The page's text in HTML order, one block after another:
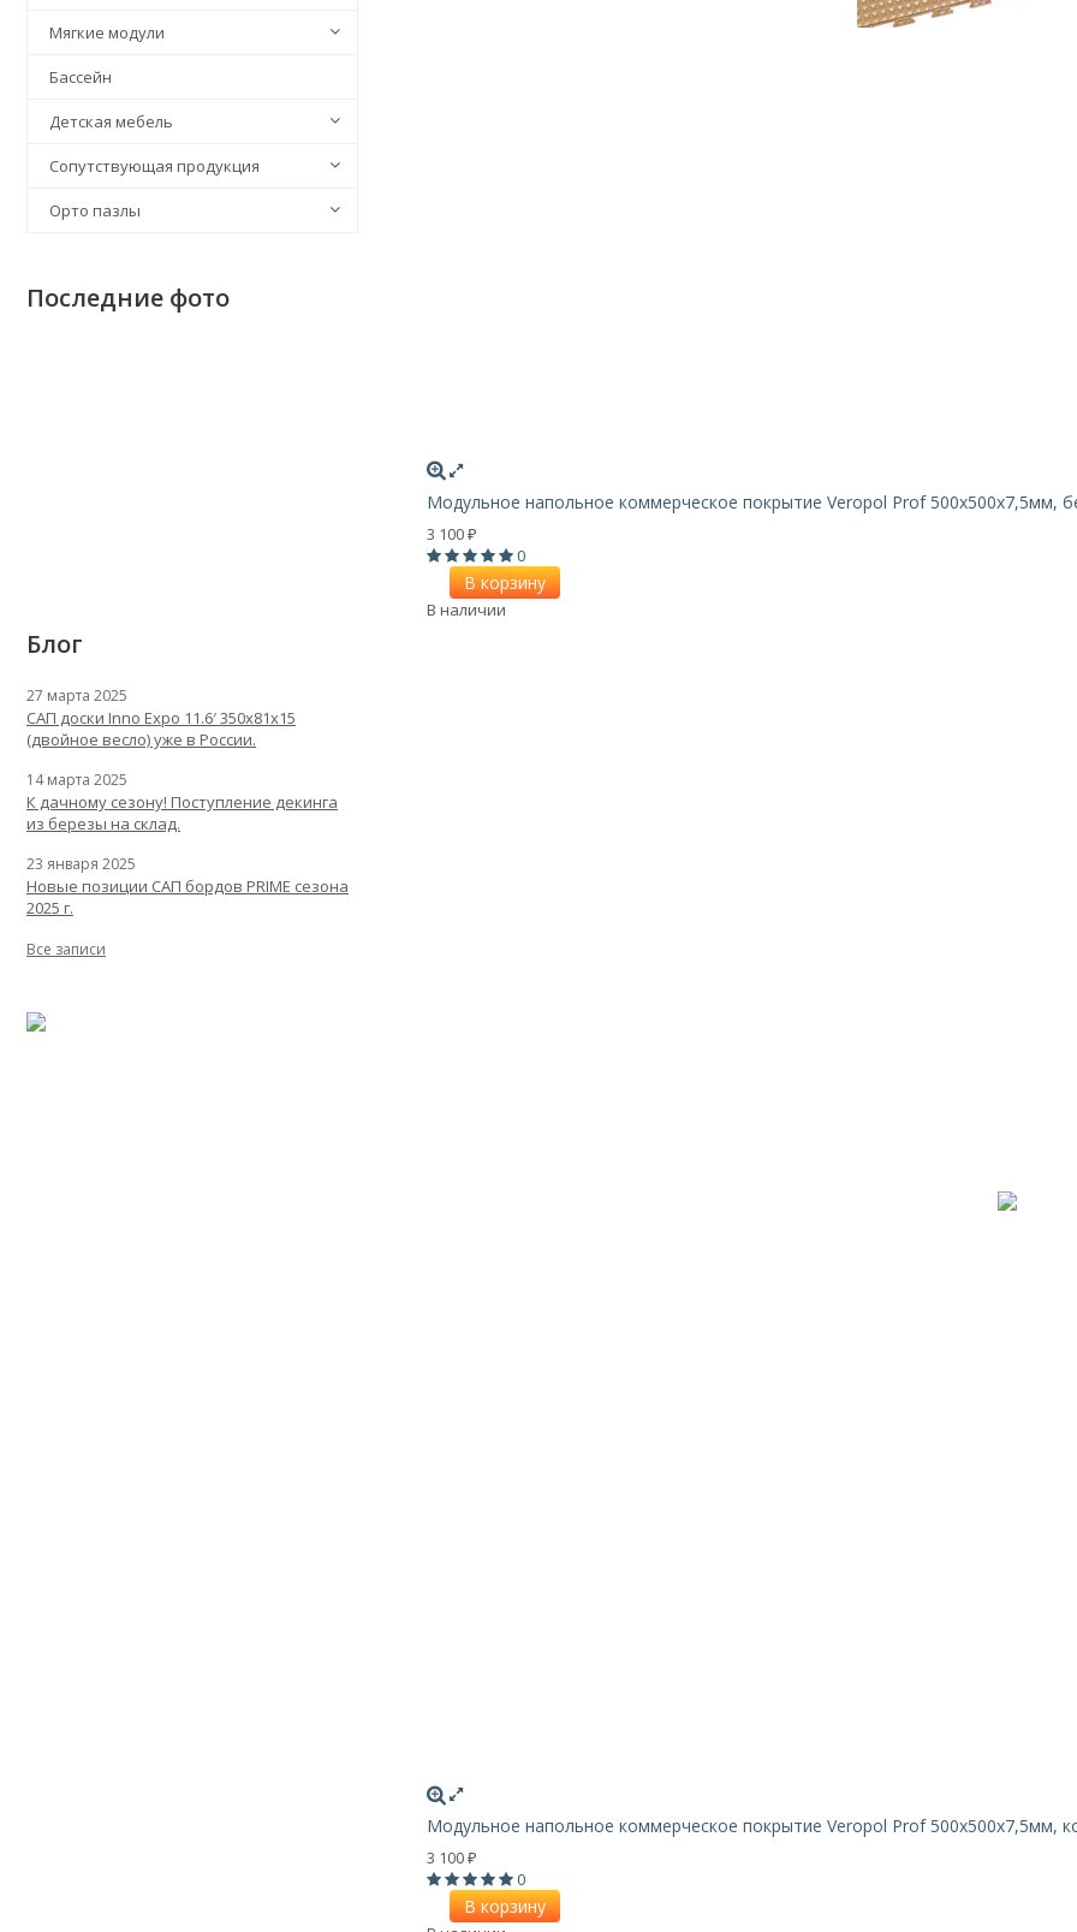
Модульное напольное коммерческое покрытие Veropol Prof 500x500x7,5мм,
3 100 ₽
0
В корзину
В наличии
Модульное напольное коммерческое покрытие Veropol Prof 500x500x7,5мм,
3 100 ₽
0
В корзину
Мягкие модули
Бассейн
Детская мебель
Сопутствующая продукция
Орто пазлы
Последние фото
Блог
27 марта 2025
САП доски Inno Expo 11.6′ 350x81x15
(двойное весло) уже в России.
14 марта 2025
К дачному сезону! Поступление декинга
из березы на склад.
23 января 2025
Новые позиции САП бордов PRIME сезона
2025 г.
Все записи